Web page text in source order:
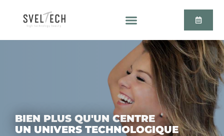
BIEN PLUS QU'UN CENTRE
UN UNIVERS TECHNOLOGIQUE